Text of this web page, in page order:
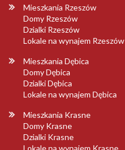
Mieszkania Rzeszów
Domy Rzeszów
Dzialki Rzeszów
Lokale na wynajem Rzeszów
Mieszkania Dębica
Domy Dębica
Dzialki Dębica
Lokale na wynajem Dębica
Mieszkania Krasne
Domy Krasne
Dzialki Krasne